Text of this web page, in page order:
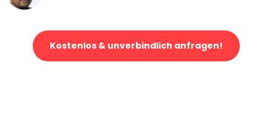
Kostenlos & unverbindlich anfragen!